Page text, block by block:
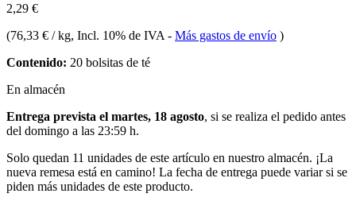
2,29 €
(76,33 € / kg, Incl. 10% de IVA - Más gastos de envío )
Contenido: 20 bolsitas de té
En almacén
Entrega prevista el martes, 18 agosto, si se realiza el pedido antes
del domingo a las 23:59 h.
Solo quedan 11 unidades de este artículo en nuestro almacén. ¡La
nueva remesa está en camino! La fecha de entrega puede variar si se
piden más unidades de este producto.